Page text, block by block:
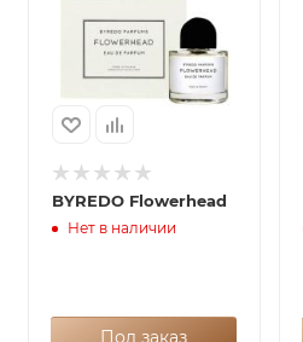
BYREDO Flowerhead
Нет в наличии
Под заказ